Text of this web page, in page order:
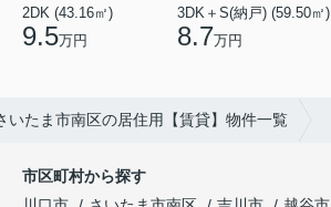
2DK (43.16㎡)
9.5万円
3DK＋S(納戸) (59.50㎡)
8.7万円
いたま市南区の居住用【賃貸】物件一覧
市区町村から探す